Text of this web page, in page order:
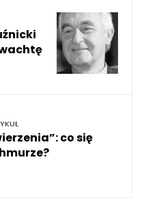
co się